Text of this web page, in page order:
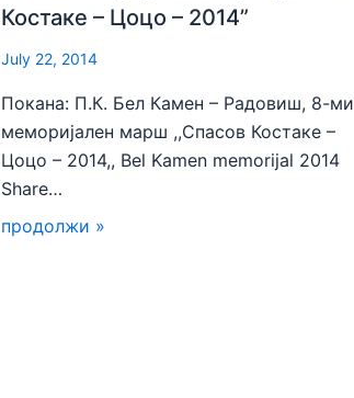
Костаке – Цоцо – 2014”
July 22, 2014
Покана: П.К. Бел Камен – Радовиш, 8-ми
меморијален марш ,,Спасов Костаке –
Цоцо – 2014,, Bel Kamen memorijal 2014
Share…
продолжи »